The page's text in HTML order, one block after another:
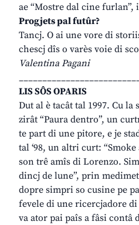
ae “Mostre dal cine furlan”,
Progjets pal futûr?
Tancj. O ai une vore di
chescj dîs o varès voie di
Valentina Pagani
LIS SÔS OPARIS
Dut al è tacât tal 1997. Cu
zirât “Paura dentro”, un
te part di une pitore, e je
tal ‘98, un altri curt:
son trê amîs di Lorenzo.
dincj de lune”, prin
dopre simpri so cusine pe
fevele di une ricercjadore
va ator pai paîs a fâsi contâ